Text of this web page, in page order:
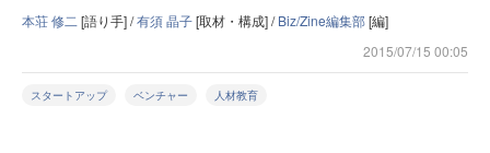
本荘 修二 [語り手] /有須 晶子[取材・構成] /Biz/Zine編集部[編]
2015/07/15 00:05
スタートアップ ベンチャー 人材教育